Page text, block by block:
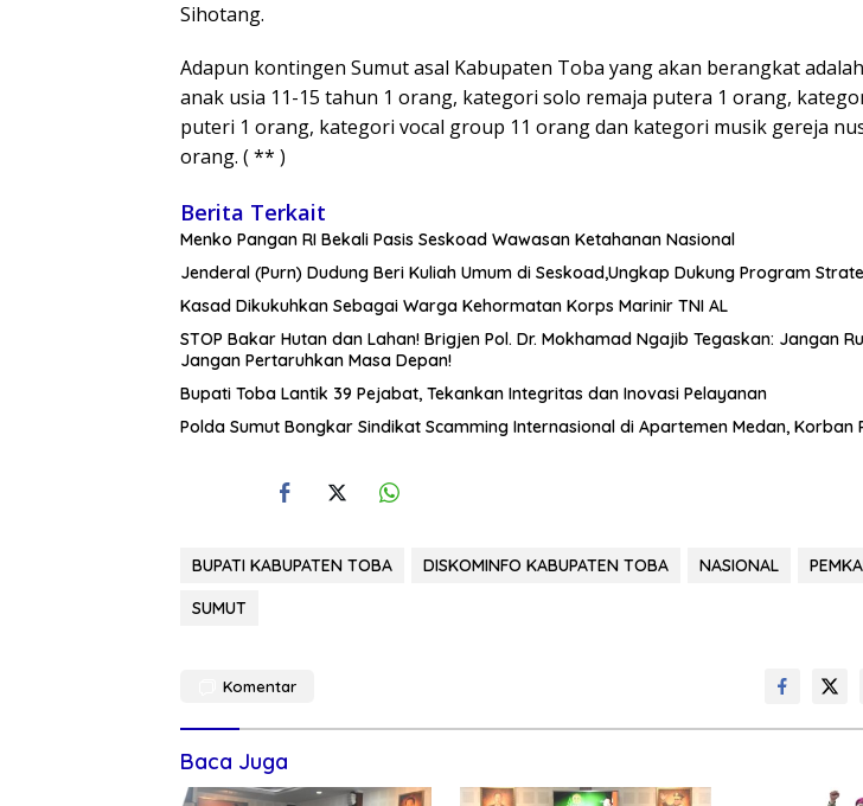
Sihotang.
Adapun kontingen Sumut asal Kabupaten Toba yang akan berangkat
anak usia 11-15 tahun 1 orang, kategori solo remaja putera 1 orang,
puteri 1 orang, kategori vocal group 11 orang dan kategori musik gereja
orang. ( ** )
Berita Terkait
Menko Pangan RI Bekali Pasis Seskoad Wawasan Ketahanan Nasional
Jenderal (Purn) Dudung Beri Kuliah Umum di Seskoad,Ungkap Dukung Program
Kasad Dikukuhkan Sebagai Warga Kehormatan Korps Marinir TNI AL
STOP Bakar Hutan dan Lahan! Brigjen Pol. Dr. Mokhamad Ngajib Tegaskan: Jangan
Jangan Pertaruhkan Masa Depan!
Bupati Toba Lantik 39 Pejabat, Tekankan Integritas dan Inovasi Pelayanan
Polda Sumut Bongkar Sindikat Scamming Internasional di Apartemen Medan, Korban
BUPATI KABUPATEN TOBA DISKOMINFO KABUPATEN TOBA NASIONAL
SUMUT
Komentar
Baca Juga